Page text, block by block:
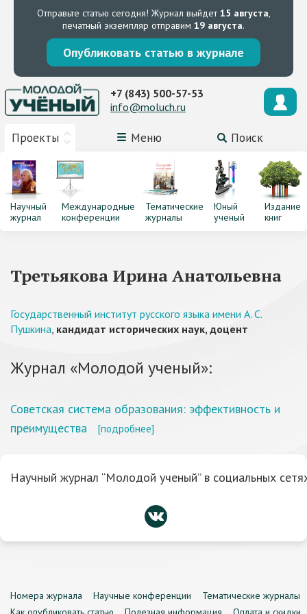
Отправьте статью сегодня! Журнал выйдет15 августа,
печатный экземпляр отправим 19 августа.
Опубликовать статью в журнале
Проекты Меню Поиск
+7 (843) 500-57-53
info@moluch.ru
Научный
журнал
Международные
конференции
Тематические
журналы
Юный
ученый
Издание
книг
Третьякова Ирина Анатольевна
Государственный институт русского языка имени А. С.
Пушкина, кандидат исторических наук, доцент
Журнал «Молодой ученый»:
Советская система образования: эффективность и
преимущества
[подробнее]
Научный журнал “Молодой ученый” в социальных
Номера журнала Научные конференции
Тематические журналы